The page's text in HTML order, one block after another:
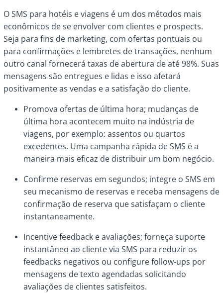
O SMS para hotéis e viagens é um dos métodos mais
econômicos de se envolver com clientes e prospects.
Seja para fins de marketing, com ofertas pontuais ou
para confirmações e lembretes de transações, nenhum
outro canal fornecerá taxas de abertura de até 98%. Suas
mensagens são entregues e lidas e isso afetará
positivamente as vendas e a satisfação do cliente.
Promova ofertas de última hora; mudanças de
última hora acontecem muito na indústria de
viagens, por exemplo: assentos ou quartos
excedentes. Uma campanha rápida de SMS é a
maneira mais eficaz de distribuir um bom negócio.
Confirme reservas em segundos; integre o SMS em
seu mecanismo de reservas e receba mensagens de
confirmação de reserva que satisfaçam o cliente
instantaneamente.
Incentive feedback e avaliações; forneça suporte
instantâneo ao cliente via SMS para reduzir os
feedbacks negativos ou configure follow-ups por
mensagens de texto agendadas solicitando
avaliações de clientes satisfeitos.